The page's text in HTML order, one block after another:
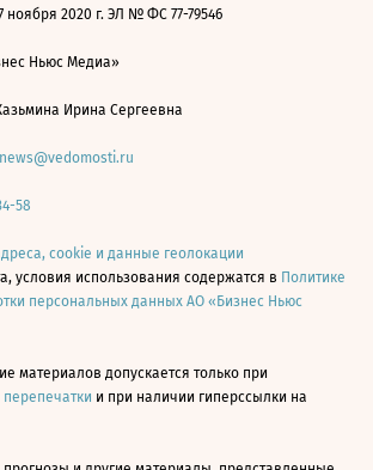
ноября 2020 г. ЭЛ № ФС 77-79546
Ньюс Медиа»
Ирина Сергеевна
news@vedomosti.ru
58
cookie и данные геолокации
условия использования содержатся в Политике
персональных данных АО «Бизнес Ньюс
материалов допускается только при
и при наличии гиперссылки на